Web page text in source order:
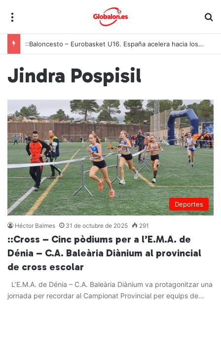
::Baloncesto – Eurobasket U16. España acelera hacia los octavos tras una exhibición colectiva ante Georgia
Jindra Pospisil
Deportes
Héctor Balmes 31 de octubre de 2025 291
::Cross – Cinc pòdiums per a l’E.M.A. de
Dénia – C.A. Baleària Diànium al provincial
de cross escolar
L’E.M.A. de Dénia – C.A. Baleària Diànium va protagonitzar una
jornada per recordar al Campionat Provincial per equips de…